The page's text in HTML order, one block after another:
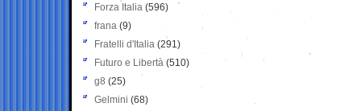
Forza Italia (596)
frana (9)
Fratelli d'Italia (291)
Futuro e Libertà (510)
g8 (25)
Gelmini (68)